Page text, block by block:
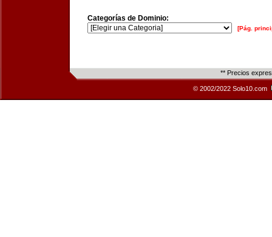
Categorías de Dominio:
[Pág.
** Precios
© 2002/2022 Solo10.com